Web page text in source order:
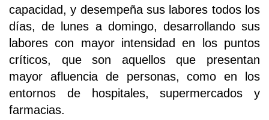
capacidad, y desempeña sus labores todos los
días, de lunes a domingo, desarrollando sus
labores con mayor intensidad en los puntos
críticos, que son aquellos que presentan
mayor afluencia de personas, como en los
entornos de hospitales, supermercados y
farmacias.